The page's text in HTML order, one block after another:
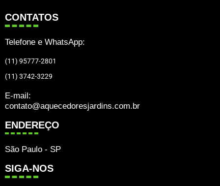
CONTATOS
Telefone e WhatsApp:
(11) 95777-2801
(11) 3742-3229
E-mail:
contato@aquecedoresjardins.com.br
ENDEREÇO
São Paulo - SP
SIGA-NOS